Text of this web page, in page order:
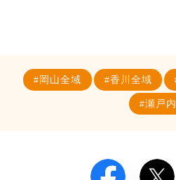
岡山全域 香川全域
瀬戸内